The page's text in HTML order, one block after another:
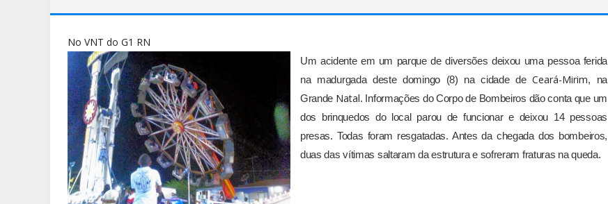
No VNT do G1 RN
Um acidente em um parque de diversões deixou uma pessoa ferida
na madurgada deste domingo (8) na cidade deCeará-Mirim, na
Grande Natal. Informações do Corpo de Bombeiros dão conta que um
dos brinquedos do local parou de funcionar e deixou 14 pessoas
presas. Todas foram resgatadas. Antes da chegada dos bombeiros,
duas das vítimas saltaram da estrutura e sofreram fraturas na queda.